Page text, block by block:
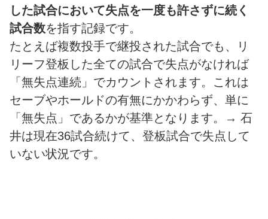
した試合において失点を一度も許さずに続く
試合数を指す記録です。
たとえば複数投手で継投された試合でも、リ
リーフ登板した全ての試合で失点がなければ
「無失点連続」でカウントされます。これは
セーブやホールドの有無にかかわらず、単に
「無失点」であるかが基準となります。→ 石
井は現在36試合続けて、登板試合で失点して
いない状況です。